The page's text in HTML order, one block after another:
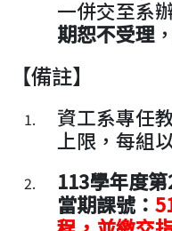
一併交至系
期恕不受理
【備註】
資工系專任
上限，每組
113學年度
當期課號：